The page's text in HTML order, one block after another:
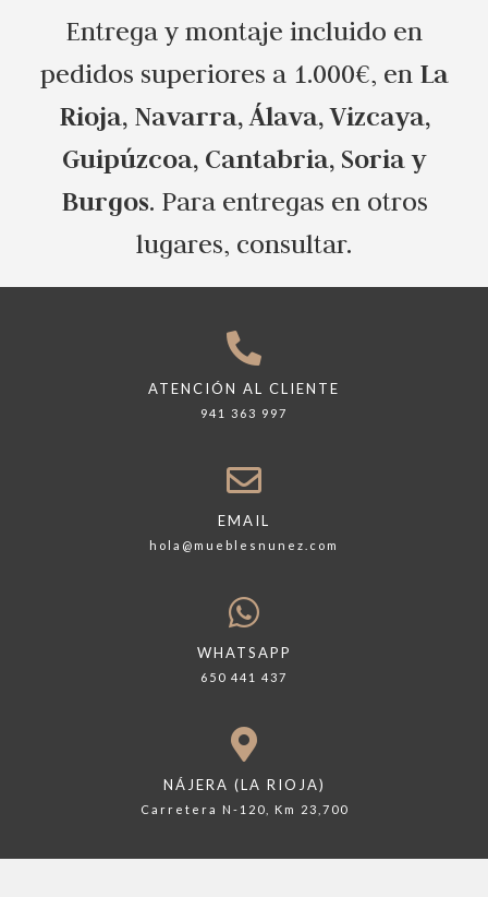
Entrega y montaje incluido en
pedidos superiores a 1.000€, en La
Rioja, Navarra, Álava, Vizcaya,
Guipúzcoa, Cantabria, Soria y
Burgos. Para entregas en otros
lugares, consultar.
ATENCIÓN AL CLIENTE
941 363 997
EMAIL
hola@mueblesnunez.com
WHATSAPP
650 441 437
NÁJERA (LA RIOJA)
Carretera N-120, Km 23,700